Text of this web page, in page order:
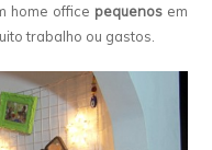
home office pequenos em
trabalho ou gastos.